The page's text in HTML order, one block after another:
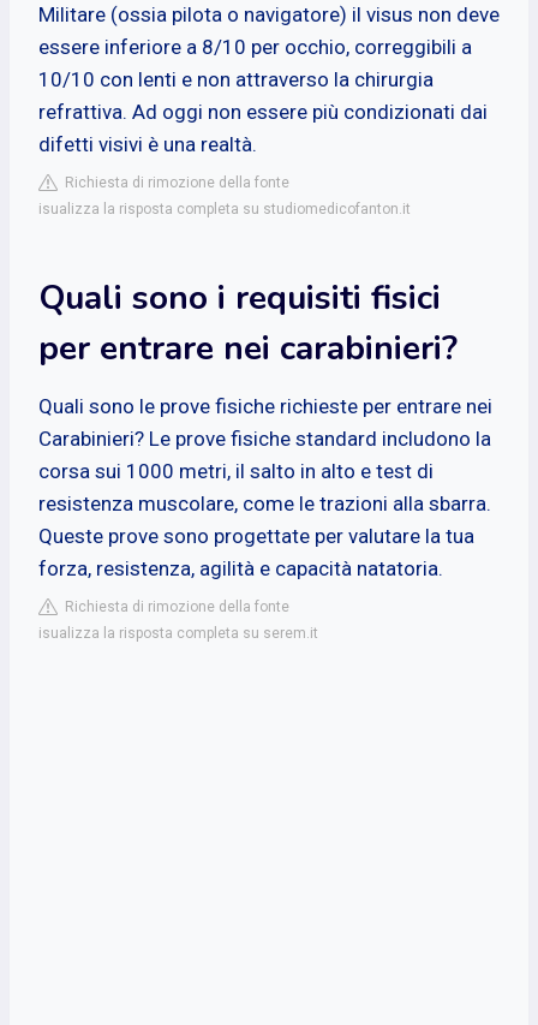
Militare (ossia pilota o navigatore) il visus non deve
essere inferiore a 8/10 per occhio, correggibili a
10/10 con lenti e non attraverso la chirurgia
refrattiva. Ad oggi non essere più condizionati dai
difetti visivi è una realtà.
Richiesta di rimozione della fonte
isualizza la risposta completa su studiomedicofanton.it
Quali sono i requisiti fisici
per entrare nei carabinieri?
Quali sono le prove fisiche richieste per entrare nei
Carabinieri? Le prove fisiche standard includono la
corsa sui 1000 metri, il salto in alto e test di
resistenza muscolare, come le trazioni alla sbarra.
Queste prove sono progettate per valutare la tua
forza, resistenza, agilità e capacità natatoria.
Richiesta di rimozione della fonte
isualizza la risposta completa su serem.it